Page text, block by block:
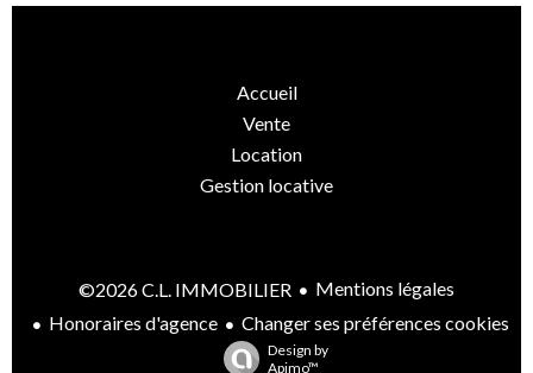
Accueil
Vente
Location
Gestion locative
©2026 C.L. IMMOBILIER
Mentions légales
Honoraires d'agence
Changer ses préférences cookies
Design by
Apimo™